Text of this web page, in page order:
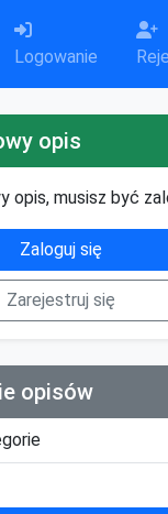
Logowanie
opis
opis, musisz być
Zaloguj się
Zarejestruj się
opisów